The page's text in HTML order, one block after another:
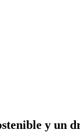
y un